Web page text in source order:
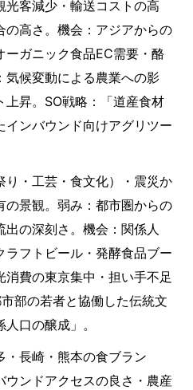
光客減少・輸送コストの高
の高さ。機会：アジアからの
ーガニック食品EC需要・酪
気候変動による農業への影
昇。SO戦略：「道産食材
インバウンド向けアグリツー
り・工芸・食文化）・震災か
の景観。弱み：都市圏からの
の深刻さ。機会：関係人
ラフトビール・発酵食品ブー
費の東京集中・担い手不足
部の若者と協働した伝統文
口の醸成」。
・長崎・熊本の食ブラン
ウンドアクセスの良さ・農産